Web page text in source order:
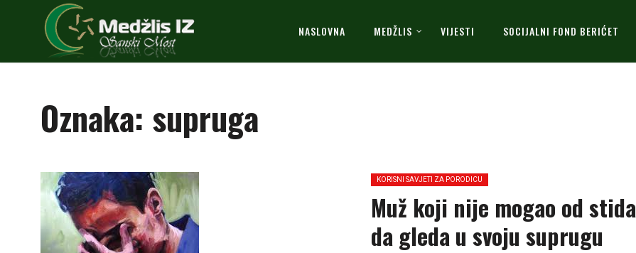
NASLOVNA MEDŽLIS VIJESTI SOCIJALNI FOND BERIĆET
Oznaka: supruga
KORISNI SAVJETI ZA PORODICU
Muž koji nije mogao od stida
da gleda u svoju suprugu